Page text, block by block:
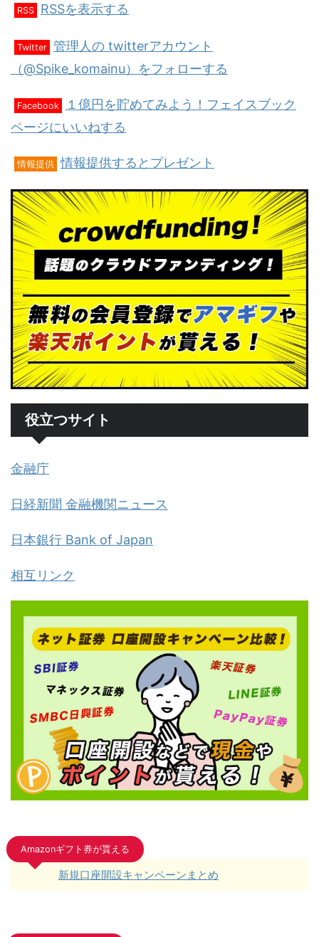
RSS RSSを表示する
Twitter 管理人の twitterアカウント
（@Spike_komainu）をフォローする
Facebook
１億円を貯めてみよう！フェイスブック
ページにいいねする
情報提供 情報提供するとプレゼント
役立つサイト
金融庁
日経新聞 金融機関ニュース
日本銀行 Bank of Japan
相互リンク
Amazonギフト券が貰える
新規口座開設キャンペーンまとめ